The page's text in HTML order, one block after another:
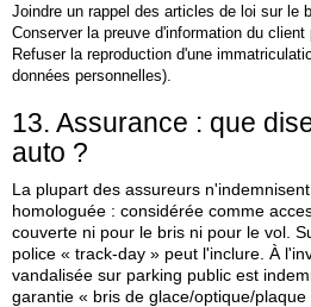
Joindre un rappel des articles de loi sur le
Conserver la preuve d'information du client
Refuser la reproduction d'une
données personnelles).
13. Assurance : que
auto ?
La plupart des assureurs
homologuée : considérée comme
couverte ni pour le bris ni pour le vol.
police « track‑day » peut l'inclure. À
vandalisée sur parking public est
garantie « bris de glace/optique/plaque